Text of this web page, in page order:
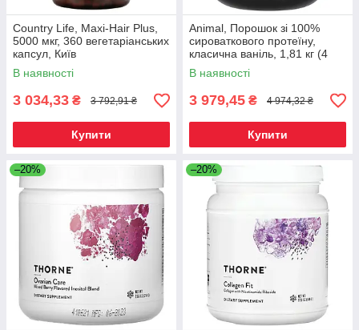
Country Life, Maxi-Hair Plus,
5000 мкг, 360 вегетаріанських
капсул, Київ
В наявності
3 034,33 ₴ 3 792,91 ₴
Купити
Animal, Порошок зі 100%
сироваткового протеїну,
класична ваніль, 1,81 кг (4
фунти), Київ
В наявності
3 979,45 ₴ 4 974,32 ₴
Купити
–20% –20%